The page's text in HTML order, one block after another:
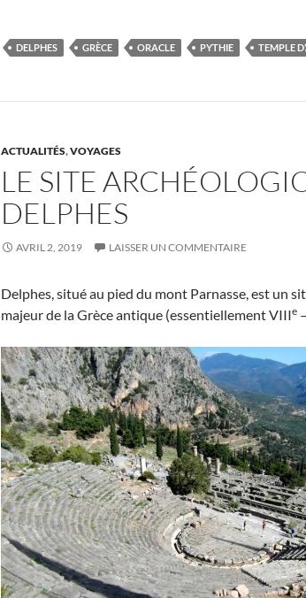
DELPHES GRÈCE ORACLE PYTHIE TEMPLE
ACTUALITÉS,VOYAGES
LE SITE
DELPHES
AVRIL 2, 2019 LAISSER UN COMMENTAIRE
Delphes, situé au pied du mont Parnasse, est un
majeur de la Grèce antique (essentiellement VIIIe